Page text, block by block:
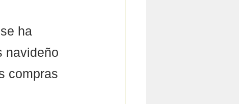
ha
navideño
compras